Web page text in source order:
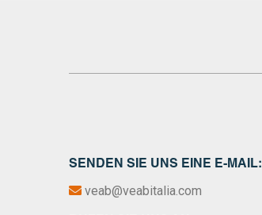
SENDEN SIE UNS EINE E-MAIL:
veab@veabitalia.com